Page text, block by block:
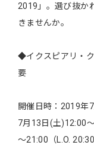
2019」。選び抜か
きませんか。
◆イクスピアリ・
要
開催日時：2019年
7月13日(土)12:00
～21:00（L.O.